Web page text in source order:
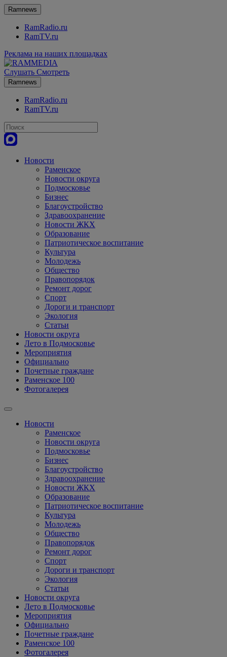
Ramnews
RamRadio.ru
RamTV.ru
Реклама на наших площадках
Слушать Смотреть
Ramnews
RamRadio.ru
RamTV.ru
Новости
Раменское
Новости округа
Подмосковье
Бизнес
Благоустройство
Здравоохранение
Новости ЖКХ
Образование
Патриотическое воспитание
Культура
Молодежь
Общество
Правопорядок
Ремонт дорог
Спорт
Дороги и транспорт
Экология
Статьи
Новости округа
Лето в Подмосковье
Мероприятия
Официально
Почетные граждане
Раменское 100
Фотогалерея
Новости
Раменское
Новости округа
Подмосковье
Бизнес
Благоустройство
Здравоохранение
Новости ЖКХ
Образование
Патриотическое воспитание
Культура
Молодежь
Общество
Правопорядок
Ремонт дорог
Спорт
Дороги и транспорт
Экология
Статьи
Новости округа
Лето в Подмосковье
Мероприятия
Официально
Почетные граждане
Раменское 100
Фотогалерея